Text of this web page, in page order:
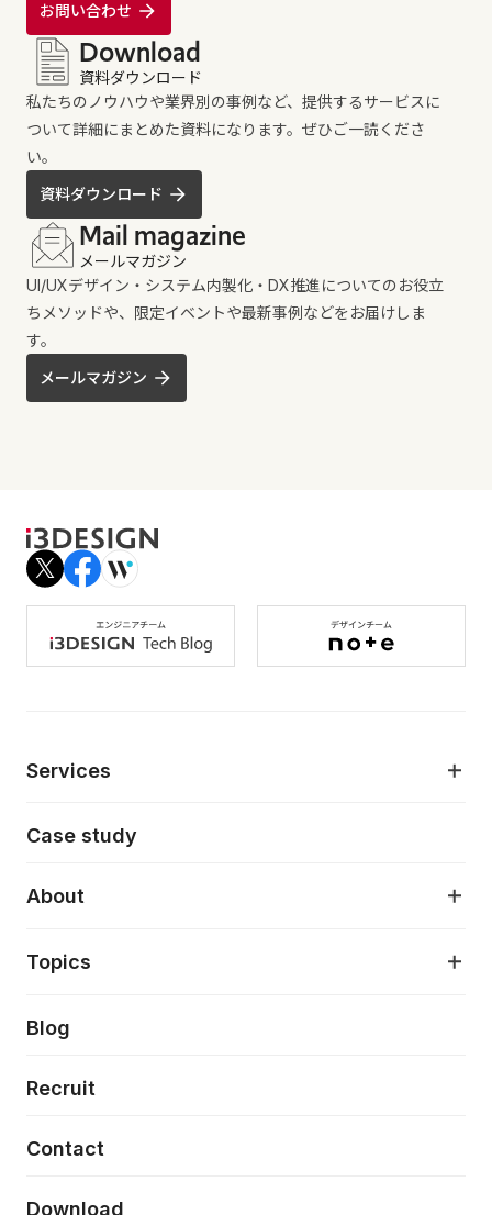
お問い合わせ
Download
資料ダウンロード
私たちのノウハウや業界別の事例など、提供するサービスに
ついて詳細にまとめた資料になります。ぜひご一読くださ
い。
資料ダウンロード
Mail magazine
メールマガジン
UI/UXデザイン・システム内製化・DX推進についてのお役立
ちメソッドや、限定イベントや最新事例などをお届けしま
す。
メールマガジン
Services
AI駆動開発支援
モダナイゼーション
特徴量エンジニアリングと生成AI
デザインシステム構築支援
フロントエンド開発
Case study
About
About
当社が目指しているもの
Topics
Press release
News
Event/Seminer
Blog
Recruit
Contact
Download